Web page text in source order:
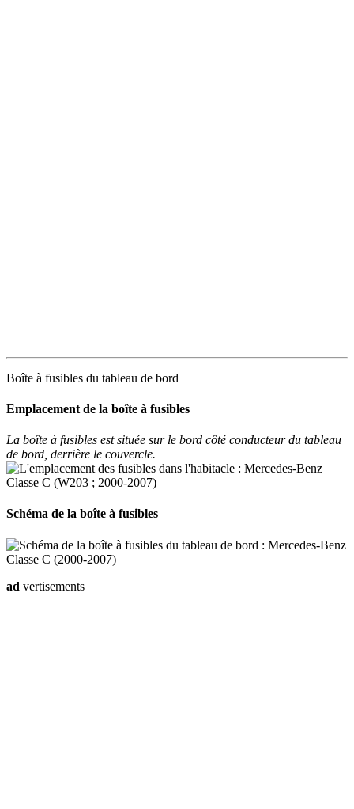
Boîte à fusibles du tableau de bord
Emplacement de la boîte à fusibles
La boîte à fusibles est située sur le bord côté conducteur du tableau
de bord, derrière le couvercle.
Schéma de la boîte à fusibles
ad vertisements